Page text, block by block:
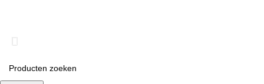
Snelle levering van bouwmaterialen in België & Nederland